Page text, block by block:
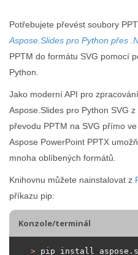
Potřebujete převést soubory
Aspose.Slides pro Python přes
PPTM do formátu SVG pomocí
Python.
Jako moderní API pro
Aspose.Slides pro Python SVG
převodu PPTM na SVG přímo
Aspose PowerPoint PPTX
mnoha oblíbených formátů.
Knihovnu můžete nainstalovat z
příkazu pip:
Konzole/terminál
> pip install